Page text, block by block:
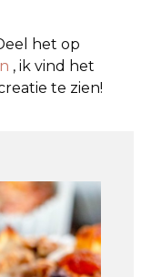
het op
, ik vind het
te zien!